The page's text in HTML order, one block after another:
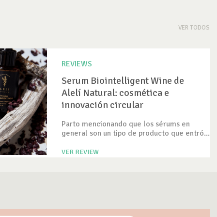
VER TODOS
REVIEWS
Serum Biointelligent Wine de
Alelí Natural: cosmética e
innovación circular
Parto mencionando que los sérums en
general son un tipo de producto que entró...
VER REVIEW